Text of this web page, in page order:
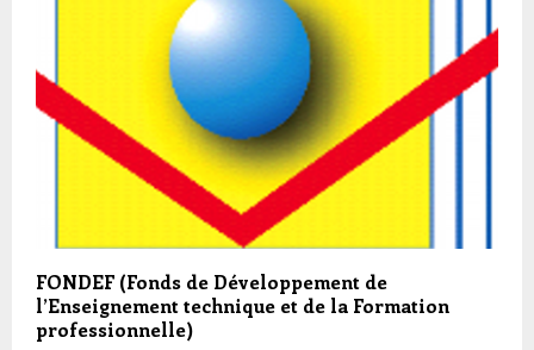
FONDEF (Fonds de Développement de
l’Enseignement technique et de la Formation
professionnelle)